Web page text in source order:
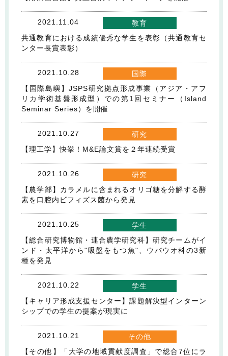
2021.11.04
教育
共通教育における成績優秀な学生を表彰（共通教育セ
ンター長賞表彰）
2021.10.28
国際
【国際島嶼】JSPS研究拠点形成事業（アジア・アフ
リカ学術基盤形成型）での第1回セミナー（Island
Seminar Series）を開催
2021.10.27
研究
【理工学】快挙！M&E論文賞を２年連続受賞
2021.10.26
研究
【農学部】カラメルに含まれるオリゴ糖を分解する酵
素を口腔内ビフィズス菌から発見
2021.10.25
学生
【総合研究博物館・連合農学研究科】研究チームがイ
ンド・太平洋から"吸盤をもつ魚"、ウバウオ科の3新
種を発見
2021.10.22
学生
【キャリア形成支援センター】課題解決型インターン
シップでの学生の提案が現実に
2021.10.21
その他
【その他】「大学の地域貢献度調査」で総合7位にラ